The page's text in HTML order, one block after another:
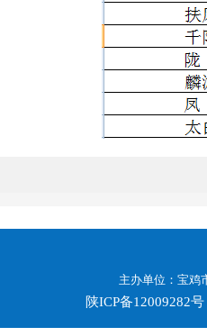
主办单位：宝鸡
陕ICP备12009282号